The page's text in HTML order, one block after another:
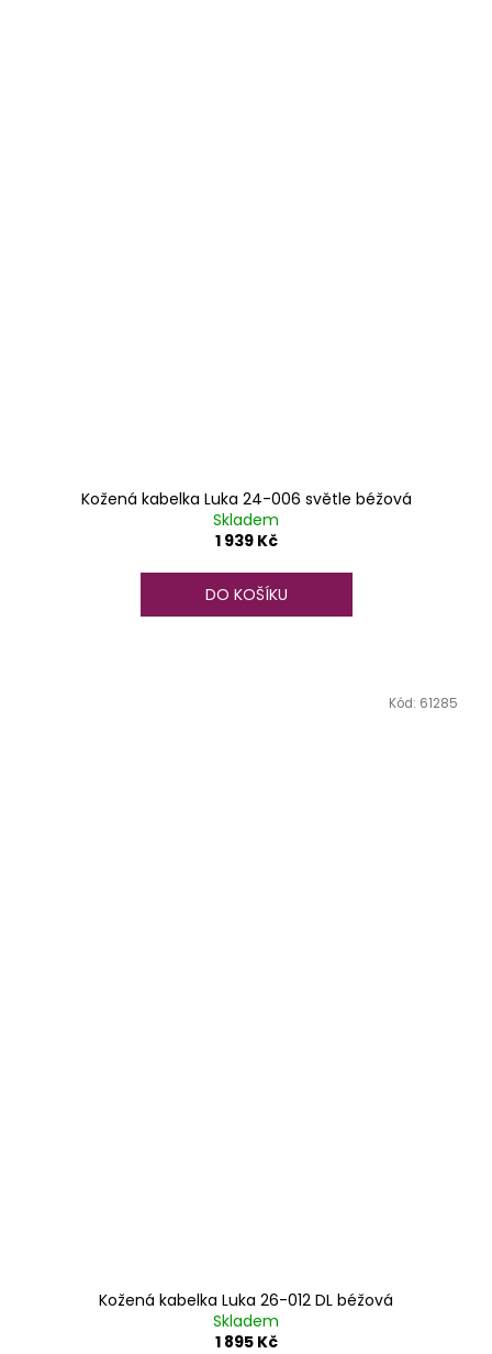
Kožená kabelka Luka 24-006 světle béžová
Skladem
1 939 Kč
DO KOŠÍKU
Kožená kabelka Luka 26-012 DL béžová
Skladem
1 895 Kč
Kód: 61285